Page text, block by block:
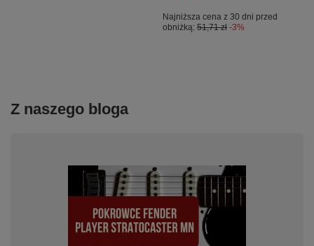
Najniższa cena z 30 dni przed
obniżką: 51,71 zł -3%
Z naszego bloga